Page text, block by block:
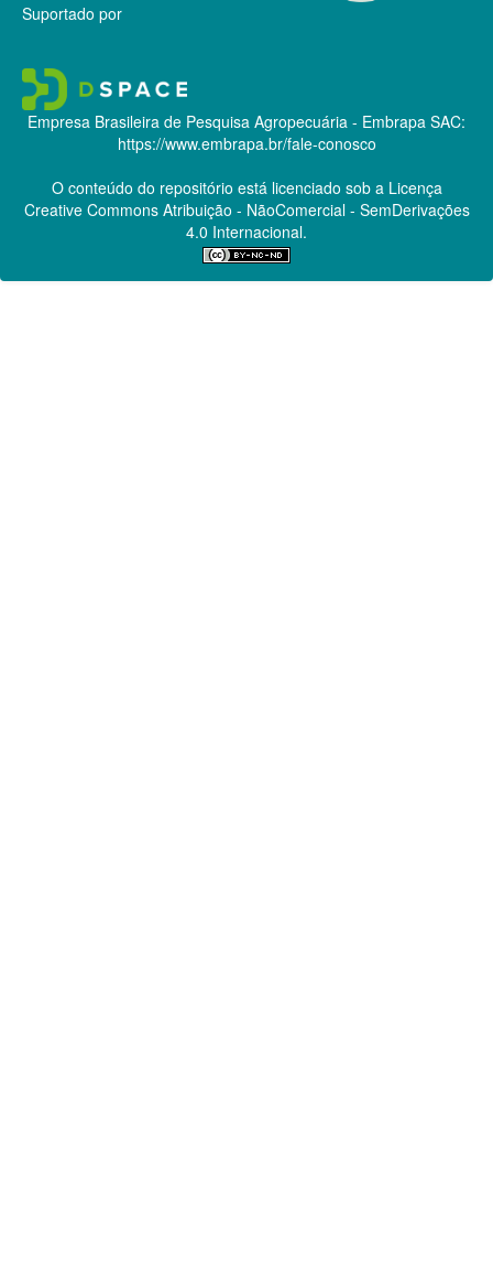
Suportado por
Empresa Brasileira de Pesquisa Agropecuária - Embrapa SAC:
https://www.embrapa.br/fale-conosco
O conteúdo do repositório está licenciado sob a Licença
Creative CommonsAtribuição - NãoComercial - SemDerivações
4.0 Internacional.